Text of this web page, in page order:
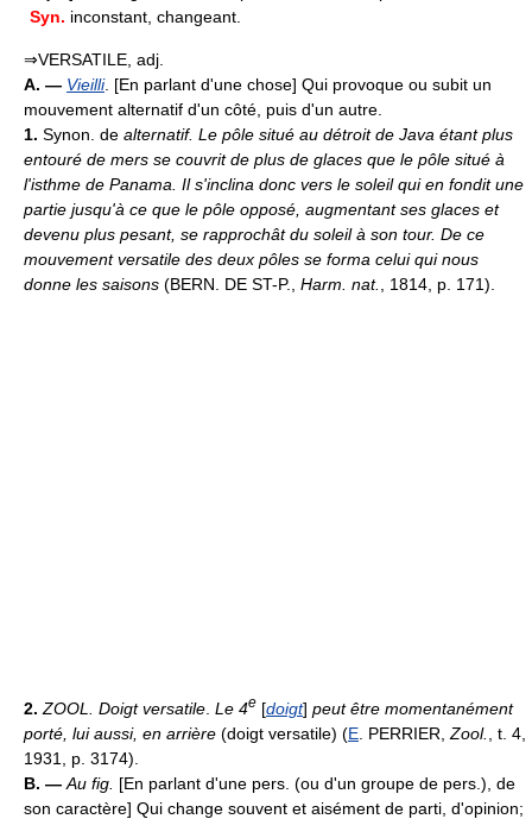
Syn. inconstant, changeant.
⇒VERSATILE, adj.
A. — Vieilli. [En parlant d'une chose] Qui provoque ou subit un
mouvement alternatif d'un côté, puis d'un autre.
1. Synon. de alternatif. Le pôle situé au détroit de Java étant plus
entouré de mers se couvrit de plus de glaces que le pôle situé à
l'isthme de Panama. Il s'inclina donc vers le soleil qui en fondit une
partie jusqu'à ce que le pôle opposé, augmentant ses glaces et
devenu plus pesant, se rapprochât du soleil à son tour. De ce
mouvement versatile des deux pôles se forma celui qui nous
donne les saisons (BERN. DE ST-P., Harm. nat. , 1814, p. 171).
2. ZOOL. Doigt versatile Le 4e [doigt] peut être momentanément
porté, lui aussi, en arrière (doigt versatile) (E . PERRIER, Zool.
, t. 4,
1931, p. 3174).
B. — Au fig. [En parlant d'une pers. (ou d'un groupe de pers.), de
son caractère] Qui change souvent et aisément de parti, d'opinion;